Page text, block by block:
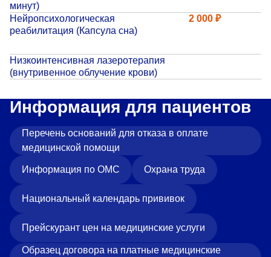
Направления деятельности
Новости
Прейскурант цен
Спроси врача
Контакты
Центр здоровья НЛМК
398005, г. Липецк, пл. Металлургов, 1
Регистратура
минут)
Нейропсихологическая
реабилитация (Капсула сна)
2 000 ₽
Низкоинтенсивная лазеротерапия
(внутривенное облучение крови)
Информация для пациентов
Перечень оснований для отказа в оплате
медицинской помощи
Информация по ОМС Охрана труда
Национальный календарь прививок
Прейскурант цен на медицинские услуги
Образец договора на платные медицинские